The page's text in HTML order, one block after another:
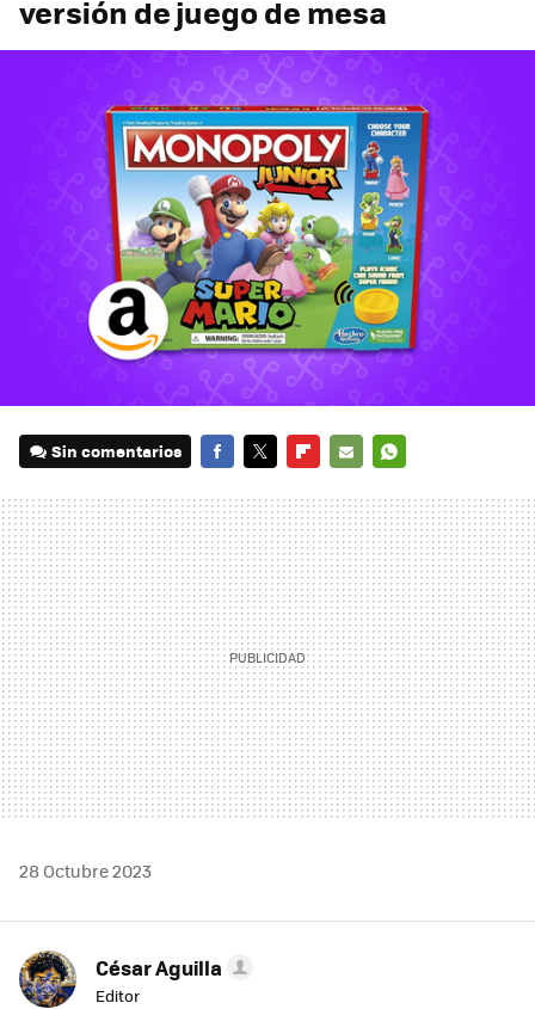
versión de juego de mesa
Sin comentarios
MAIL
28 Octubre 2023
César Aguilla
Editor